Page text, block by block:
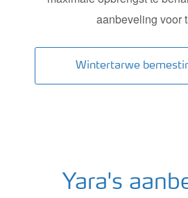
aanbeveling voor
Wintertarwe
Yara's